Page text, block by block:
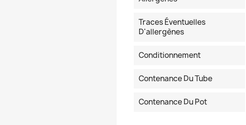
Traces Éventuelles
D'allergènes
Conditionnement
Contenance Du Tube
Contenance Du Pot